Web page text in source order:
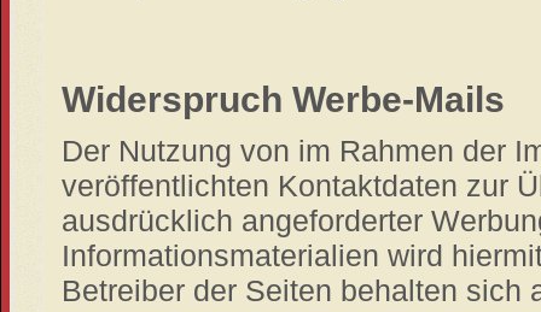
Widerspruch Werbe-Mails
Der Nutzung von im Rahmen der
veröffentlichten Kontaktdaten zur
ausdrücklich angeforderter
Informationsmaterialien wird
Betreiber der Seiten behalten sich